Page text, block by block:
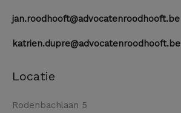
jan.roodhooft@advocatenroodhooft.be
katrien.dupre@advocatenroodhooft.be
Locatie
Rodenbachlaan 5